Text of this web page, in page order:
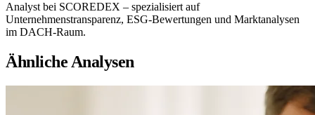
Analyst bei SCOREDEX – spezialisiert auf
Unternehmenstransparenz, ESG-Bewertungen und Marktanalysen
im DACH-Raum.
Ähnliche Analysen